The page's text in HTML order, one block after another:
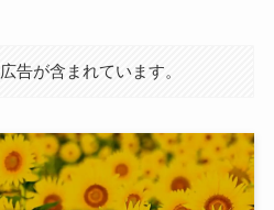
告が含まれています。